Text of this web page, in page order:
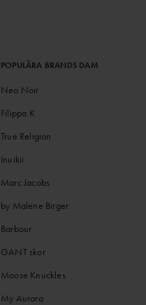
POPULÄRA BRANDS DAM
Neo Noir
Filippa K
True Religion
Inuikii
Marc Jacobs
by Malene Birger
Barbour
GANT skor
Moose Knuckles
My Aurora